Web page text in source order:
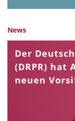
News
Der
(DRPR) hat
neuen